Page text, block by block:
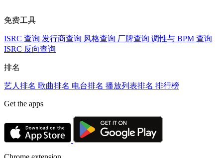
免费工具
ISRC 查询 发行商查询 风格查询 厂牌查询 调性与 BPM 查询
ISRC 反向查询
排名
艺人排名 歌曲排名 电台排名 播放列表排名 排行榜
Get the apps